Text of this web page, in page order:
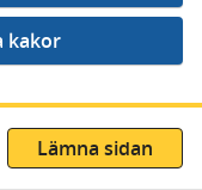
Lämna sidan